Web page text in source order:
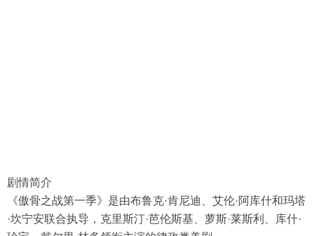
剧情简介
《傲骨之战第一季》是由布鲁克·肯尼迪、艾伦·阿库什和玛塔
·坎宁安联合执导，克里斯汀·芭伦斯基、萝斯·莱斯利、库什·